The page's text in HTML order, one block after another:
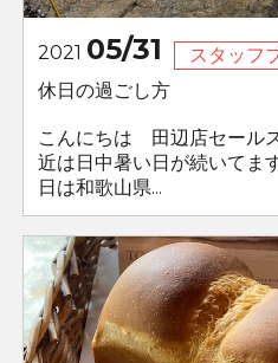
2021 05/31
スタッフ
休日の過ごし方
こんにちは 田辺店セール
近は日中暑い日が続いてま
日は和歌山県...